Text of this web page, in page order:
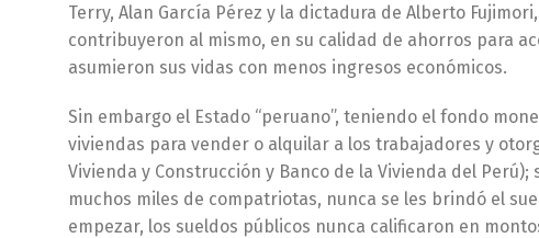
Terry, Alan García Pérez y la dictadura de Alberto
contribuyeron al mismo, en su calidad de ahorros para
asumieron sus vidas con menos ingresos económicos.
Sin embargo el Estado “peruano”, teniendo el fondo
viviendas para vender o alquilar a los trabajadores y
Vivienda y Construcción y Banco de la Vivienda del
muchos miles de compatriotas, nunca se les brindó el
empezar, los sueldos públicos nunca calificaron en